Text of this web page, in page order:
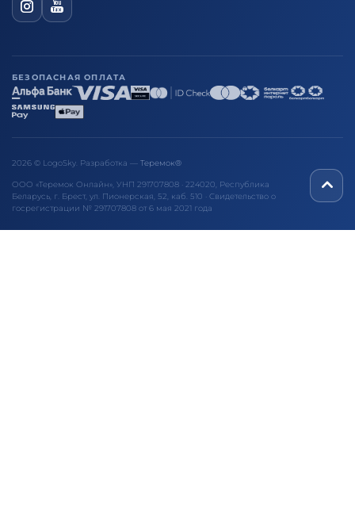
БЕЗОПАСНАЯ ОПЛАТА
2026 © LogoSky. Разработка — Теремок®
ООО «Теремок Онлайн», УНП 291707808 · 224020, Республика
Беларусь, г. Брест, ул. Пионерская, 52, каб. 510 · Свидетельство о
госрегистрации № 291707808 от 6 мая 2021 года